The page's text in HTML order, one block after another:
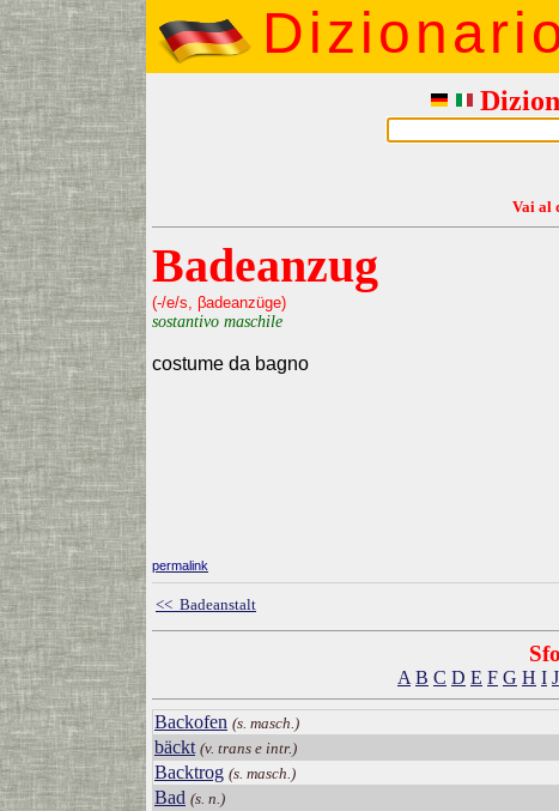
Vai al
Badeanzug
(-/e/s, βadeanzüge)
sostantivo maschile
costume da bagno
permalink
<< Badeanstalt
A B C D E F G H I J
Backofen (s. masch.)
bäckt (v. trans e intr.)
Backtrog (s. masch.)
Bad (s. n.)